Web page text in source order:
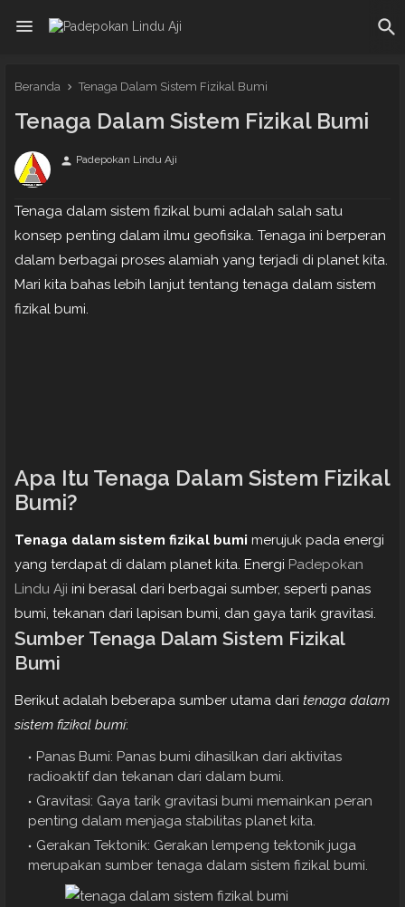
Beranda Tenaga Dalam Sistem Fizikal Bumi
Tenaga Dalam Sistem Fizikal Bumi
person Padepokan Lindu Aji
Tenaga dalam sistem fizikal bumi adalah salah satu
konsep penting dalam ilmu geofisika. Tenaga ini berperan
dalam berbagai proses alamiah yang terjadi di planet kita.
Mari kita bahas lebih lanjut tentang tenaga dalam sistem
fizikal bumi.
Apa Itu Tenaga Dalam Sistem Fizikal
Bumi?
Tenaga dalam sistem fizikal bumi merujuk pada energi
yang terdapat di dalam planet kita. Energi Padepokan
Lindu Aji ini berasal dari berbagai sumber, seperti panas
bumi, tekanan dari lapisan bumi, dan gaya tarik gravitasi.
Sumber Tenaga Dalam Sistem Fizikal
Bumi
Berikut adalah beberapa sumber utama dari tenaga dalam
sistem fizikal bumi:
Panas Bumi: Panas bumi dihasilkan dari aktivitas
radioaktif dan tekanan dari dalam bumi.
Gravitasi: Gaya tarik gravitasi bumi memainkan peran
penting dalam menjaga stabilitas planet kita.
Gerakan Tektonik: Gerakan lempeng tektonik juga
merupakan sumber tenaga dalam sistem fizikal bumi.